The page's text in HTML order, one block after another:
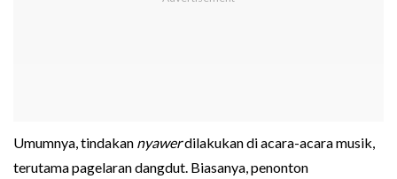
Umumnya, tindakan nyawerdilakukan di acara-acara musik,
terutama pagelaran dangdut. Biasanya, penonton